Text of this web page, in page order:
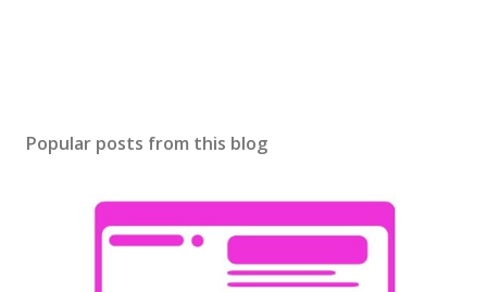
Popular posts from this blog